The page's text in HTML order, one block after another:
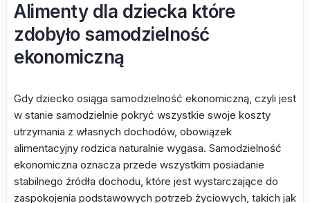
Alimenty dla dziecka które
zdobyło samodzielność
ekonomiczną
Gdy dziecko osiąga samodzielność ekonomiczną, czyli jest
w stanie samodzielnie pokryć wszystkie swoje koszty
utrzymania z własnych dochodów, obowiązek
alimentacyjny rodzica naturalnie wygasa. Samodzielność
ekonomiczna oznacza przede wszystkim posiadanie
stabilnego źródła dochodu, które jest wystarczające do
zaspokojenia podstawowych potrzeb życiowych, takich jak